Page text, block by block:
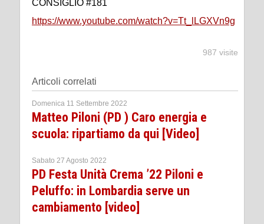
CONSIGLIO #181
https://www.youtube.com/watch?v=Tt_lLGXVn9g
987 visite
Articoli correlati
Domenica 11 Settembre 2022
Matteo Piloni (PD ) Caro energia e
scuola: ripartiamo da qui [Video]
Sabato 27 Agosto 2022
PD Festa Unità Crema ’22 Piloni e
Peluffo: in Lombardia serve un
cambiamento [video]